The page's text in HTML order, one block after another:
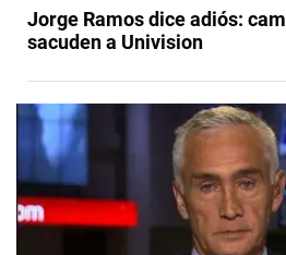
Jorge Ramos dice adiós:
sacuden a Univision